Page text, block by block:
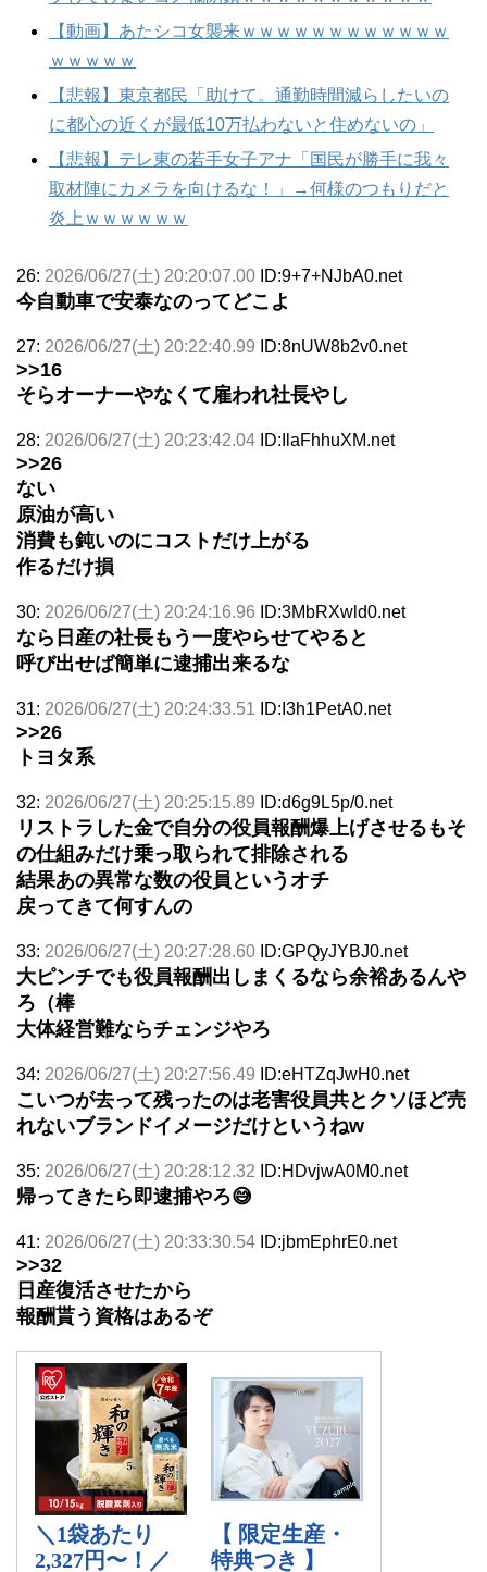
【動画】あたシコ女襲来ｗｗｗｗｗｗｗｗｗｗｗｗ
ｗｗｗｗｗ
【悲報】東京都民「助けて。通勤時間減らしたいの
に都心の近くが最低10万払わないと住めないの」
【悲報】テレ東の若手女子アナ「国民が勝手に我々
取材陣にカメラを向けるな！」→何様のつもりだと
炎上ｗｗｗｗｗｗ
26: 2026/06/27(土) 20:20:07.00 ID:9+7+NJbA0.net
今自動車で安泰なのってどこよ
27: 2026/06/27(土) 20:22:40.99 ID:8nUW8b2v0.net
>>16
そらオーナーやなくて雇われ社長やし
28: 2026/06/27(土) 20:23:42.04 ID:IlaFhhuXM.net
>>26
ない
原油が高い
消費も鈍いのにコストだけ上がる
作るだけ損
30: 2026/06/27(土) 20:24:16.96 ID:3MbRXwld0.net
なら日産の社長もう一度やらせてやると
呼び出せば簡単に逮捕出来るな
31: 2026/06/27(土) 20:24:33.51 ID:I3h1PetA0.net
>>26
トヨタ系
32: 2026/06/27(土) 20:25:15.89 ID:d6g9L5p/0.net
リストラした金で自分の役員報酬爆上げさせるもそ
の仕組みだけ乗っ取られて排除される
結果あの異常な数の役員というオチ
戻ってきて何すんの
33: 2026/06/27(土) 20:27:28.60 ID:GPQyJYBJ0.net
大ピンチでも役員報酬出しまくるなら余裕あるんや
ろ（棒
大体経営難ならチェンジやろ
34: 2026/06/27(土) 20:27:56.49 ID:eHTZqJwH0.net
こいつが去って残ったのは老害役員共とクソほど売
れないブランドイメージだけというねw
35: 2026/06/27(土) 20:28:12.32 ID:HDvjwA0M0.net
帰ってきたら即逮捕やろ😅
41: 2026/06/27(土) 20:33:30.54 ID:jbmEphrE0.net
>>32
日産復活させたから
報酬貰う資格はあるぞ